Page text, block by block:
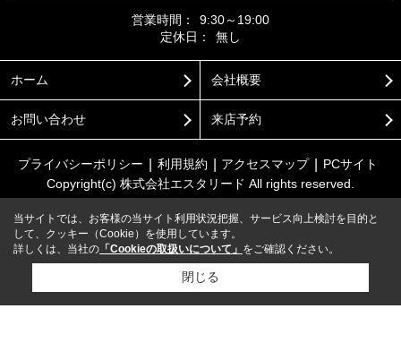
営業時間：
9:30～19:00
定休日：
無し
ホーム 会社概要
お問い合わせ 来店予約
プライバシーポリシー 利用規約 アクセスマップ
PCサイト
Copyright(c) 株式会社エスタリード All rights reserved.
当サイトでは、お客様の当サイト利用状況把握、サービス向上検討を目的と
して、クッキー（Cookie）を使用しています。
詳しくは、当社の 「Cookieの取扱いについて」 をご確認ください。
閉じる